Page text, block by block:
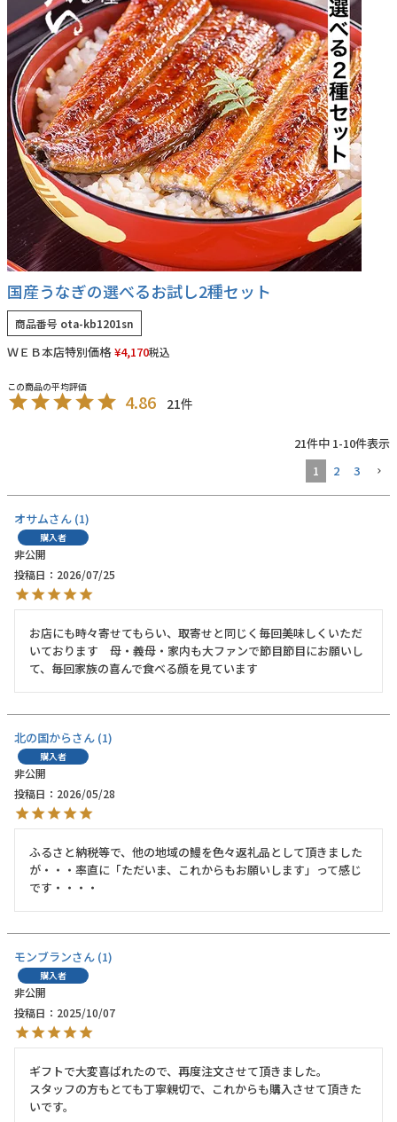
国産うなぎの選べるお試し2種セット
商品番号 ota-kb1201sn
ＷＥＢ本店特別価格 ¥4,170税込
4.86 21
21件中 1-10件表示
1
2 3
オサム 1
購入者
非公開
投稿日
2026/07/25
お店にも時々寄せてもらい、取寄せと同じく毎回美味しくいただ
いております　母・義母・家内も大ファンで節目節目にお願いし
て、毎回家族の喜んで食べる顔を見ています
北の国から 1
購入者
非公開
投稿日
2026/05/28
ふるさと納税等で、他の地域の鰻を色々返礼品として頂きました
が・・・率直に「ただいま、これからもお願いします」って感じ
です・・・・
モンブラン 1
購入者
非公開
投稿日
2025/10/07
ギフトで大変喜ばれたので、再度注文させて頂きました。
スタッフの方もとても丁寧親切で、これからも購入させて頂きた
いです。
商品一覧
ご利用ガイド
採用について
かわすいブログ
飲食店
工場見学ツアー
産地検索
お問い合わせ
0120-59-2580